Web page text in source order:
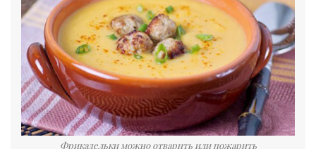
Фрикадельки можно отварить или пожарить